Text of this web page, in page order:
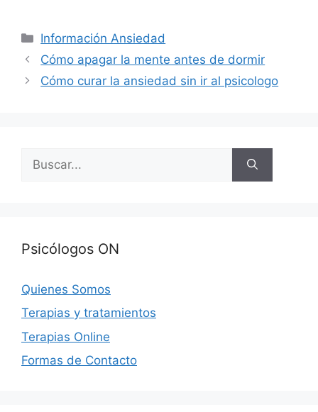
Categorías
Información Ansiedad
Cómo apagar la mente antes de dormir
Cómo curar la ansiedad sin ir al psicologo
Psicólogos ON
Quienes Somos
Terapias y tratamientos
Terapias Online
Formas de Contacto